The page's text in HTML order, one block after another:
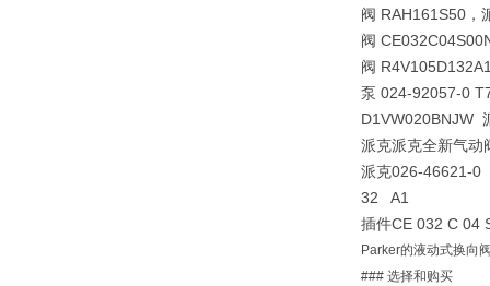
阀 RAH161S50，
阀
阀
泵 024-92057-0
D1VW020BNJW
派克派克全新气动
派克026-46621-0
32 A1
插件CE 032 C 04
Parker的液动式换向
### 选择和购买